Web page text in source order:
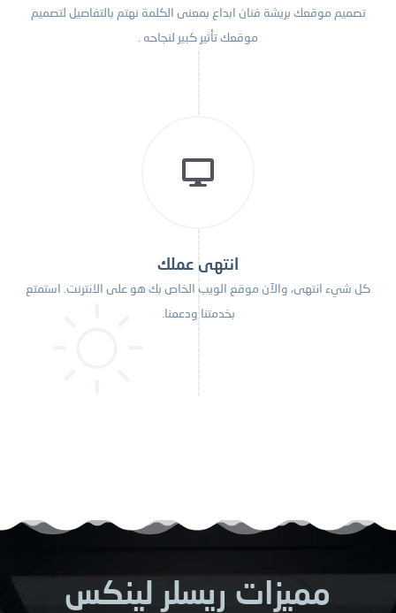
تصميم موقعك بريشة فنان ابداع بمعنى الكلمة نهتم بالتفاصيل لتصميم
موقعك تأثير كبير لنجاحه .
انتهى عملك
كل شيء انتهى، والآن موقع الويب الخاص بك هو على الانترنت. استمتع
بخدمتنا ودعمنا.
مميزات ريسلر لينكس